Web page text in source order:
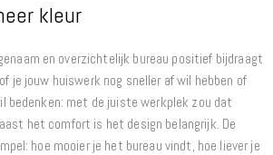
kleur
en overzichtelijk bureau positief bijdraagt
je jouw huiswerk nog sneller af wil hebben of
bedenken: met de juiste werkplek zou dat
het comfort is het design belangrijk. De
hoe mooier je het bureau vindt, hoe liever je